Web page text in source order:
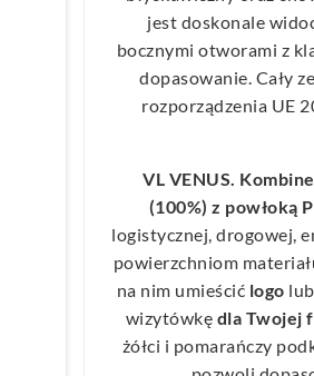
jest doskonale
bocznymi otworami z
dopasowanie. Cały
rozporządzenia UE
VL VENUS.
(100%) z powłoką
logistycznej, drogowej,
powierzchniom
na nim umieścić logo lub
wizytówkę dla Twojej
żółci i pomarańczy